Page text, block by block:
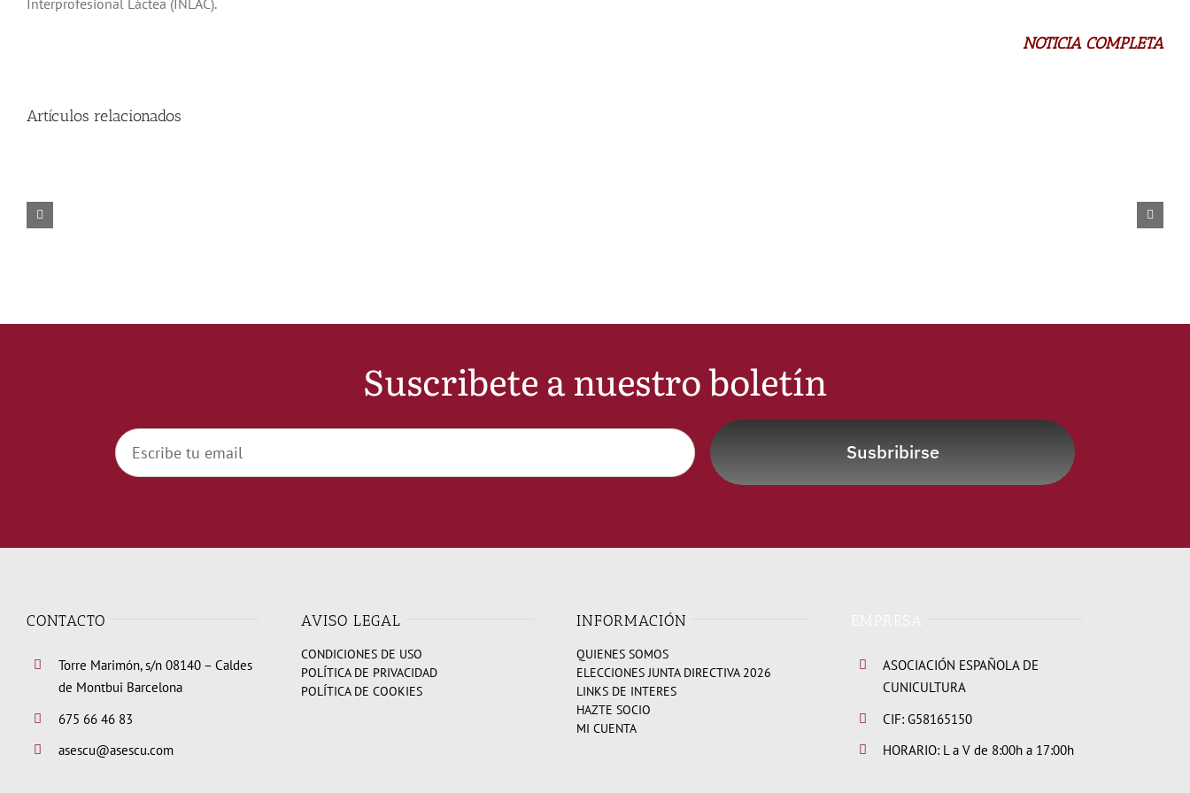
Interprofesional Láctea (INLAC).
NOTICIA COMPLETA
Artículos relacionados
Suscribete a nuestro boletín
Susbribirse
CONTACTO
Torre Marimón, s/n 08140 – Caldes
de Montbui Barcelona
675 66 46 83
asescu@asescu.com
AVISO LEGAL
CONDICIONES DE USO
POLÍTICA DE PRIVACIDAD
POLÍTICA DE COOKIES
INFORMACIÓN
QUIENES SOMOS
ELECCIONES JUNTA DIRECTIVA 2026
LINKS DE INTERES
HAZTE SOCIO
MI CUENTA
ASOCIACIÓN ESPAÑOLA DE
CUNICULTURA
CIF: G58165150
HORARIO: L a V de 8:00h a 17:00h